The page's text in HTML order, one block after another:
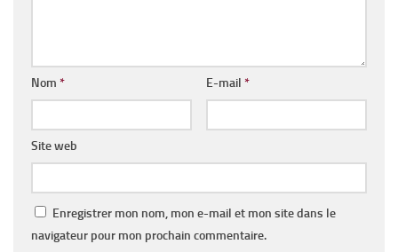
Nom * E-mail *
Site web
Enregistrer mon nom, mon e-mail et mon site dans le
navigateur pour mon prochain commentaire.